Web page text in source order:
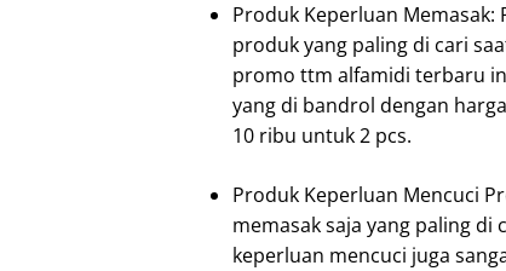
Produk Keperluan
produk yang paling di cari
promo ttm alfamidi terbaru
yang di bandrol dengan
10 ribu untuk 2 pcs.
Produk Keperluan Mencuci
memasak saja yang paling
keperluan mencuci juga